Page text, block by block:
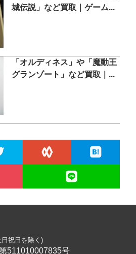
城伝説」など買取｜ゲーム...
「オルディネス」や「魔動王
グランゾート」など買取｜...
祝日を除く)
511010007835号